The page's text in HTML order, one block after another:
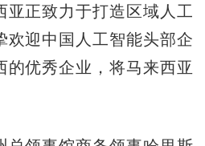
亚正致力于打造区域人工
欢迎中国人工智能头部企
的优秀企业，将马来西亚